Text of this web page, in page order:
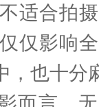
适合拍
仅影响
，也十分